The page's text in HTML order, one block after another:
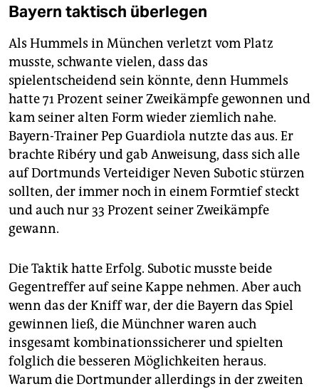
Bayern taktisch überlegen
Als Hummels in München verletzt vom Platz
musste, schwante vielen, dass das
spielentscheidend sein könnte, denn Hummels
hatte 71 Prozent seiner Zweikämpfe gewonnen und
kam seiner alten Form wieder ziemlich nahe.
Bayern-Trainer Pep Guardiola nutzte das aus. Er
brachte Ribéry und gab Anweisung, dass sich alle
auf Dortmunds Verteidiger Neven Subotic stürzen
sollten, der immer noch in einem Formtief steckt
und auch nur 33 Prozent seiner Zweikämpfe
gewann.
Die Taktik hatte Erfolg. Subotic musste beide
Gegentreffer auf seine Kappe nehmen. Aber auch
wenn das der Kniff war, der die Bayern das Spiel
gewinnen ließ, die Münchner waren auch
insgesamt kombinationssicherer und spielten
folglich die besseren Möglichkeiten heraus.
Warum die Dortmunder allerdings in der zweiten